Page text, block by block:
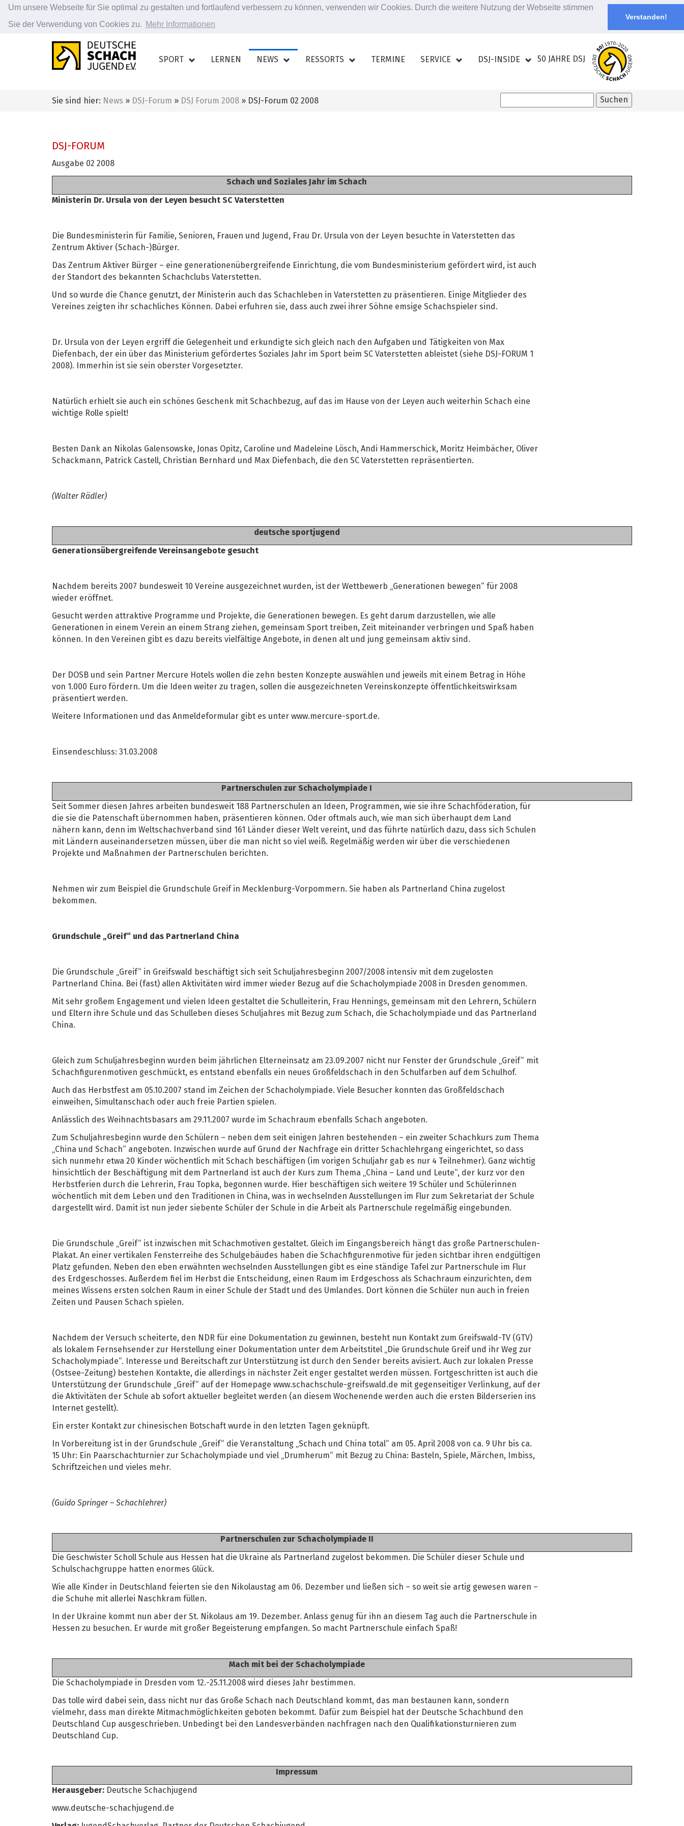
Um unsere Webseite für Sie optimal zu gestalten und fortlaufend verbessern zu können, verwenden wir Cookies. Durch die weitere Nutzung der Webseite stimmen
Sie der Verwendung von Cookies zu. Mehr Informationen
Verstanden!
SPORT LERNEN NEWS RESSORTS TERMINE SERVICE DSJ-INSIDE 50 JAHRE DSJ
Sie sind hier: News » DSJ-Forum » DSJ Forum 2008 » DSJ-Forum 02 2008
DSJ-FORUM
Ausgabe 02 2008
Schach und Soziales Jahr im Schach
Ministerin Dr. Ursula von der Leyen besucht SC Vaterstetten
Die Bundesministerin für Familie, Senioren, Frauen und Jugend, Frau Dr. Ursula von der Leyen besuchte in Vaterstetten das
Zentrum Aktiver (Schach-)Bürger.
Das Zentrum Aktiver Bürger – eine generationenübergreifende Einrichtung, die vom Bundesministerium gefördert wird, ist auch
der Standort des bekannten Schachclubs Vaterstetten.
Und so wurde die Chance genutzt, der Ministerin auch das Schachleben in Vaterstetten zu präsentieren. Einige Mitglieder des
Vereines zeigten ihr schachliches Können. Dabei erfuhren sie, dass auch zwei ihrer Söhne emsige Schachspieler sind.
Dr. Ursula von der Leyen ergriff die Gelegenheit und erkundigte sich gleich nach den Aufgaben und Tätigkeiten von Max
Diefenbach, der ein über das Ministerium gefördertes Soziales Jahr im Sport beim SC Vaterstetten ableistet (siehe DSJ-FORUM 1
2008). Immerhin ist sie sein oberster Vorgesetzter.
Natürlich erhielt sie auch ein schönes Geschenk mit Schachbezug, auf das im Hause von der Leyen auch weiterhin Schach eine
wichtige Rolle spielt!
Besten Dank an Nikolas Galensowske, Jonas Opitz, Caroline und Madeleine Lösch, Andi Hammerschick, Moritz Heimbächer, Oliver
Schackmann, Patrick Castell, Christian Bernhard und Max Diefenbach, die den SC Vaterstetten repräsentierten.
(Walter Rädler)
deutsche sportjugend
Generationsübergreifende Vereinsangebote gesucht
Nachdem bereits 2007 bundesweit 10 Vereine ausgezeichnet wurden, ist der Wettbewerb „Generationen bewegen“ für 2008
wieder eröffnet.
Gesucht werden attraktive Programme und Projekte, die Generationen bewegen. Es geht darum darzustellen, wie alle
Generationen in einem Verein an einem Strang ziehen, gemeinsam Sport treiben, Zeit miteinander verbringen und Spaß haben
können. In den Vereinen gibt es dazu bereits vielfältige Angebote, in denen alt und jung gemeinsam aktiv sind.
Der DOSB und sein Partner Mercure Hotels wollen die zehn besten Konzepte auswählen und jeweils mit einem Betrag in Höhe
von 1.000 Euro fördern. Um die Ideen weiter zu tragen, sollen die ausgezeichneten Vereinskonzepte öffentlichkeitswirksam
präsentiert werden.
Weitere Informationen und das Anmeldeformular gibt es unter www.mercure-sport.de.
Einsendeschluss: 31.03.2008
Partnerschulen zur Schacholympiade I
Seit Sommer diesen Jahres arbeiten bundesweit 188 Partnerschulen an Ideen, Programmen, wie sie ihre Schachföderation, für
die sie die Patenschaft übernommen haben, präsentieren können. Oder oftmals auch, wie man sich überhaupt dem Land
nähern kann, denn im Weltschachverband sind 161 Länder dieser Welt vereint, und das führte natürlich dazu, dass sich Schulen
mit Ländern auseinandersetzen müssen, über die man nicht so viel weiß. Regelmäßig werden wir über die verschiedenen
Projekte und Maßnahmen der Partnerschulen berichten.
Nehmen wir zum Beispiel die Grundschule Greif in Mecklenburg-Vorpommern. Sie haben als Partnerland China zugelost
bekommen.
Grundschule „Greif“ und das Partnerland China
Die Grundschule „Greif“ in Greifswald beschäftigt sich seit Schuljahresbeginn 2007/2008 intensiv mit dem zugelosten
Partnerland China. Bei (fast) allen Aktivitäten wird immer wieder Bezug auf die Schacholympiade 2008 in Dresden genommen.
Mit sehr großem Engagement und vielen Ideen gestaltet die Schulleiterin, Frau Hennings, gemeinsam mit den Lehrern, Schülern
und Eltern ihre Schule und das Schulleben dieses Schuljahres mit Bezug zum Schach, die Schacholympiade und das Partnerland
China.
Gleich zum Schuljahresbeginn wurden beim jährlichen Elterneinsatz am 23.09.2007 nicht nur Fenster der Grundschule „Greif“ mit
Schachfigurenmotiven geschmückt, es entstand ebenfalls ein neues Großfeldschach in den Schulfarben auf dem Schulhof.
Auch das Herbstfest am 05.10.2007 stand im Zeichen der Schacholympiade. Viele Besucher konnten das Großfeldschach
einweihen, Simultanschach oder auch freie Partien spielen.
Anlässlich des Weihnachtsbasars am 29.11.2007 wurde im Schachraum ebenfalls Schach angeboten.
Zum Schuljahresbeginn wurde den Schülern – neben dem seit einigen Jahren bestehenden – ein zweiter Schachkurs zum Thema
„China und Schach“ angeboten. Inzwischen wurde auf Grund der Nachfrage ein dritter Schachlehrgang eingerichtet, so dass
sich nunmehr etwa 20 Kinder wöchentlich mit Schach beschäftigen (im vorigen Schuljahr gab es nur 4 Teilnehmer). Ganz wichtig
hinsichtlich der Beschäftigung mit dem Partnerland ist auch der Kurs zum Thema „China – Land und Leute“, der kurz vor den
Herbstferien durch die Lehrerin, Frau Topka, begonnen wurde. Hier beschäftigen sich weitere 19 Schüler und Schülerinnen
wöchentlich mit dem Leben und den Traditionen in China, was in wechselnden Ausstellungen im Flur zum Sekretariat der Schule
dargestellt wird. Damit ist nun jeder siebente Schüler der Schule in die Arbeit als Partnerschule regelmäßig eingebunden.
Die Grundschule „Greif“ ist inzwischen mit Schachmotiven gestaltet. Gleich im Eingangsbereich hängt das große Partnerschulen-
Plakat. An einer vertikalen Fensterreihe des Schulgebäudes haben die Schachfigurenmotive für jeden sichtbar ihren endgültigen
Platz gefunden. Neben den eben erwähnten wechselnden Ausstellungen gibt es eine ständige Tafel zur Partnerschule im Flur
des Erdgeschosses. Außerdem fiel im Herbst die Entscheidung, einen Raum im Erdgeschoss als Schachraum einzurichten, dem
meines Wissens ersten solchen Raum in einer Schule der Stadt und des Umlandes. Dort können die Schüler nun auch in freien
Zeiten und Pausen Schach spielen.
Nachdem der Versuch scheiterte, den NDR für eine Dokumentation zu gewinnen, besteht nun Kontakt zum Greifswald-TV (GTV)
als lokalem Fernsehsender zur Herstellung einer Dokumentation unter dem Arbeitstitel „Die Grundschule Greif und ihr Weg zur
Schacholympiade“. Interesse und Bereitschaft zur Unterstützung ist durch den Sender bereits avisiert. Auch zur lokalen Presse
(Ostsee-Zeitung) bestehen Kontakte, die allerdings in nächster Zeit enger gestaltet werden müssen. Fortgeschritten ist auch die
Unterstützung der Grundschule „Greif“ auf der Homepage www.schachschule-greifswald.de mit gegenseitiger Verlinkung, auf der
die Aktivitäten der Schule ab sofort aktueller begleitet werden (an diesem Wochenende werden auch die ersten Bilderserien ins
Internet gestellt).
Ein erster Kontakt zur chinesischen Botschaft wurde in den letzten Tagen geknüpft.
In Vorbereitung ist in der Grundschule „Greif“ die Veranstaltung „Schach und China total“ am 05. April 2008 von ca. 9 Uhr bis ca.
15 Uhr: Ein Paarschachturnier zur Schacholympiade und viel „Drumherum“ mit Bezug zu China: Basteln, Spiele, Märchen, Imbiss,
Schriftzeichen und vieles mehr.
(Guido Springer – Schachlehrer)
Partnerschulen zur Schacholympiade II
Die Geschwister Scholl Schule aus Hessen hat die Ukraine als Partnerland zugelost bekommen. Die Schüler dieser Schule und
Schulschachgruppe hatten enormes Glück.
Wie alle Kinder in Deutschland feierten sie den Nikolaustag am 06. Dezember und ließen sich – so weit sie artig gewesen waren –
die Schuhe mit allerlei Naschkram füllen.
In der Ukraine kommt nun aber der St. Nikolaus am 19. Dezember. Anlass genug für ihn an diesem Tag auch die Partnerschule in
Hessen zu besuchen. Er wurde mit großer Begeisterung empfangen. So macht Partnerschule einfach Spaß!
Mach mit bei der Schacholympiade
Die Schacholympiade in Dresden vom 12.-25.11.2008 wird dieses Jahr bestimmen.
Das tolle wird dabei sein, dass nicht nur das Große Schach nach Deutschland kommt, das man bestaunen kann, sondern
vielmehr, dass man direkte Mitmachmöglichkeiten geboten bekommt. Dafür zum Beispiel hat der Deutsche Schachbund den
Deutschland Cup ausgeschrieben. Unbedingt bei den Landesverbänden nachfragen nach den Qualifikationsturnieren zum
Deutschland Cup.
Impressum
Herausgeber: Deutsche Schachjugend
www.deutsche-schachjugend.de